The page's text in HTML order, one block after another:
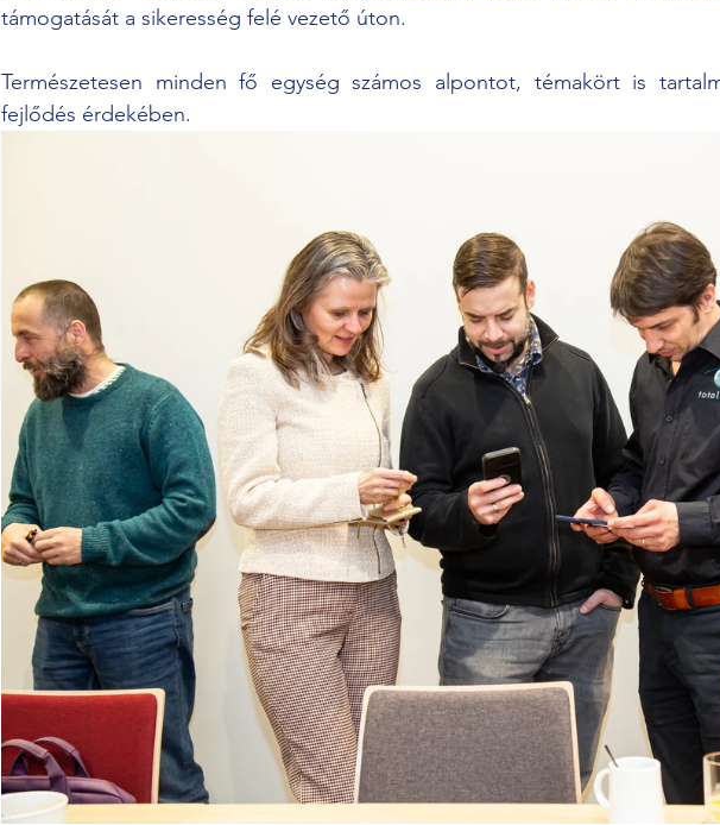
támogatását a sikeresség felé vezető úton.
Természetesen minden fő egység számos alpontot, témakört is
fejlődés érdekében.